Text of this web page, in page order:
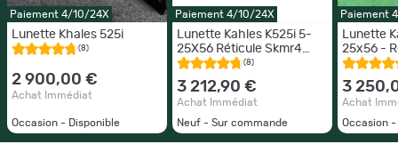
Paiement 4/10/24X
Lunette Khales 525i
(8)
2 900,00 €
Achat Immédiat
Occasion - Disponible
Paiement 4/10/24X
Lunette Kahles K525i 5-
25X56 Réticule Skmr4
Dérive Droite
(8)
3 212,90 €
Achat Immédiat
Neuf - Sur commande
Paiement
Lunette
25x56 -
Dérive
3
Achat
Occasion -